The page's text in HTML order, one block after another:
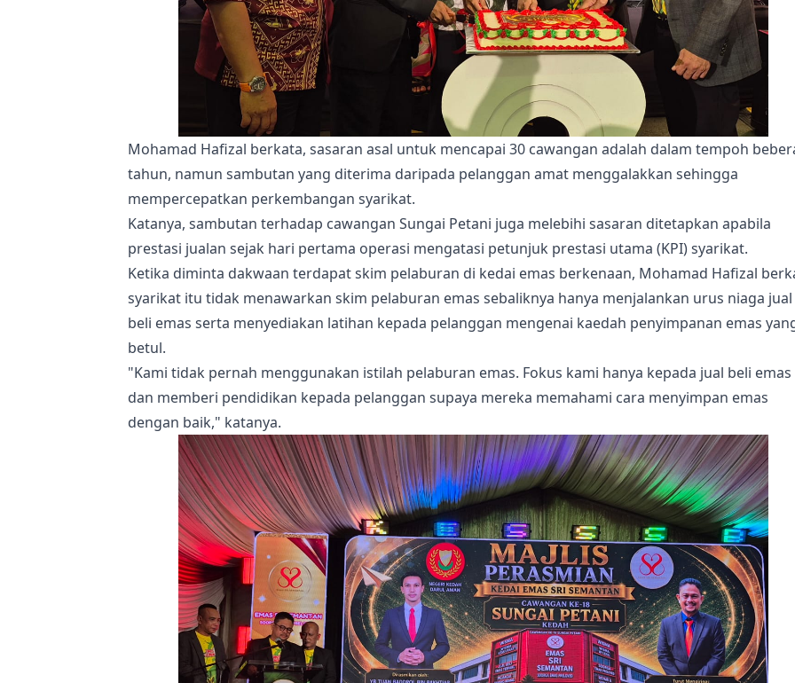
Mohamad Hafizal berkata, sasaran asal untuk mencapai 30 cawangan adalah dalam tempoh
tahun, namun sambutan yang diterima daripada pelanggan amat menggalakkan sehingga
mempercepatkan perkembangan syarikat.
Katanya, sambutan terhadap cawangan Sungai Petani juga melebihi sasaran ditetapkan apabila
prestasi jualan sejak hari pertama operasi mengatasi petunjuk prestasi utama (KPI) syarikat.
Ketika diminta dakwaan terdapat skim pelaburan di kedai emas berkenaan, Mohamad Hafizal
syarikat itu tidak menawarkan skim pelaburan emas sebaliknya hanya menjalankan urus niaga jual
beli emas serta menyediakan latihan kepada pelanggan mengenai kaedah penyimpanan emas
betul.
"Kami tidak pernah menggunakan istilah pelaburan emas. Fokus kami hanya kepada jual beli emas
dan memberi pendidikan kepada pelanggan supaya mereka memahami cara menyimpan emas
dengan baik," katanya.